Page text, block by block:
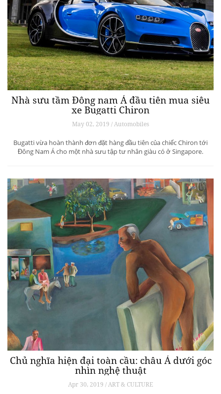
Nhà sưu tầm Đông nam Á đầu tiên mua siêu
xe Bugatti Chiron
May 02, 2019 / Automobiles
Bugatti vừa hoàn thành đơn đặt hàng đầu tiên của chiếc Chiron tới
Đông Nam Á cho một nhà sưu tập tư nhân giàu có ở Singapore.
Chủ nghĩa hiện đại toàn cầu: châu Á dưới góc
nhìn nghệ thuật
Apr 30, 2019 / ART & CULTURE